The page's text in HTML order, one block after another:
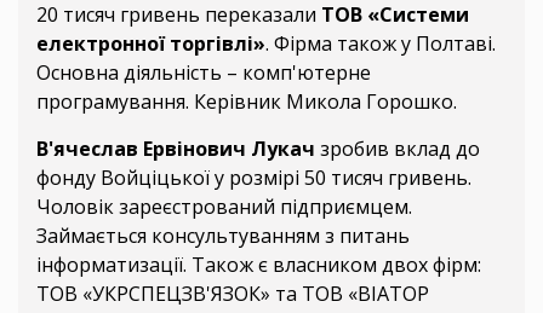
20 тисяч гривень переказали ТОВ «Системи
електронної торгівлі». Фірма також у Полтаві.
Основна діяльність – комп'ютерне
програмування. Керівник Микола Горошко.
В'ячеслав Ервінович Лукач зробив вклад до
фонду Войціцької у розмірі 50 тисяч гривень.
Чоловік зареєстрований підприємцем.
Займається консультуванням з питань
інформатизації. Також є власником двох фірм:
ТОВ «УКРСПЕЦЗВ'ЯЗОК» та ТОВ «ВІАТОР